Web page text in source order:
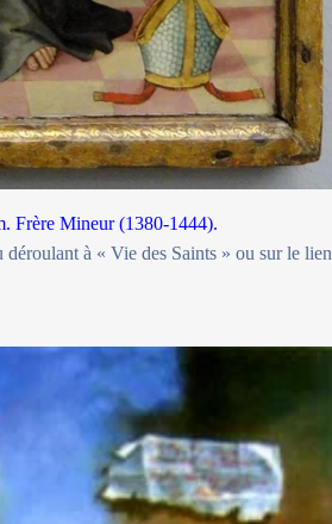
Frère Mineur (1380-1444).
à « Vie des Saints » ou sur le lien